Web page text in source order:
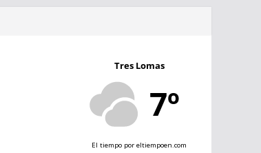
Tres Lomas
7º
El tiempo por eltiempoen.com